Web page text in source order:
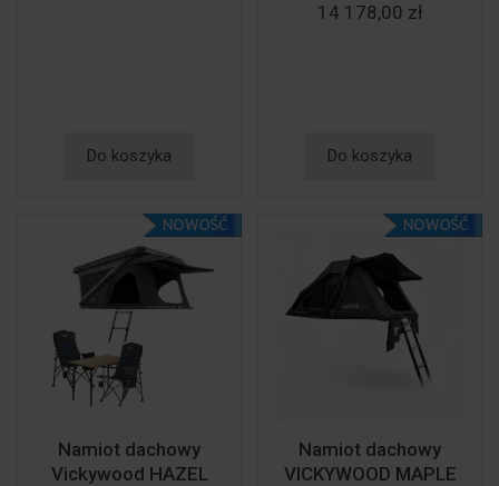
Do koszyka
14 178,00 zł
Do koszyka
Namiot dachowy
Vickywood HAZEL
Namiot dachowy
VICKYWOOD MAPLE